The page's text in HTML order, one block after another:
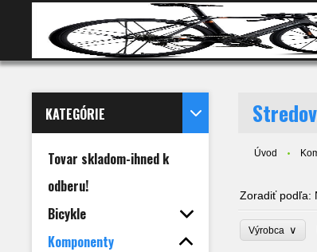
KATEGÓRIE
Tovar skladom-ihned k
odberu!
Bicykle
Komponenty
Úvod
Zoradiť podľa:
Výrobca ∨